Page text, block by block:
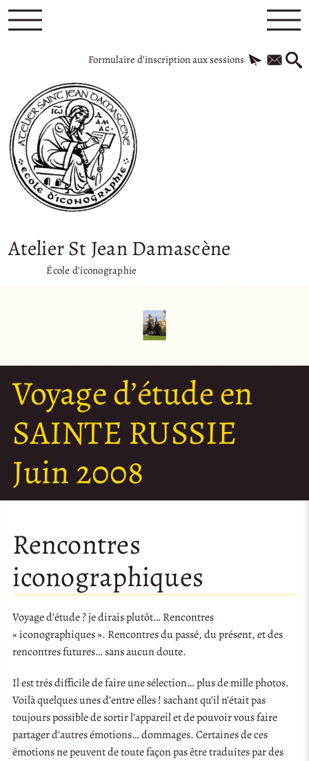
Formulaire d’inscription aux sessions
Atelier St Jean Damascène
École d’iconographie
Voyage d’étude en
SAINTE RUSSIE
Juin 2008
Rencontres
iconographiques
Voyage d’étude ? je dirais plutôt… Rencontres
« iconographiques ». Rencontres du passé, du présent, et des
rencontres futures… sans aucun doute.
Il est trés difficile de faire une sélection… plus de mille photos.
Voilà quelques unes d’entre elles ! sachant qu’il n’était pas
toujours possible de sortir l’appareil et de pouvoir vous faire
partager d’autres émotions… dommages. Certaines de ces
émotions ne peuvent de toute façon pas être traduites par des